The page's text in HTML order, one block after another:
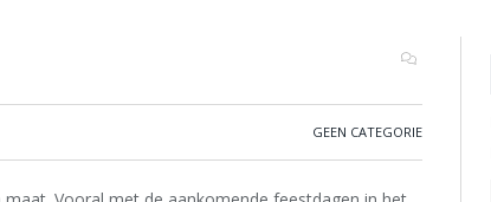
GEEN CATEGORIE